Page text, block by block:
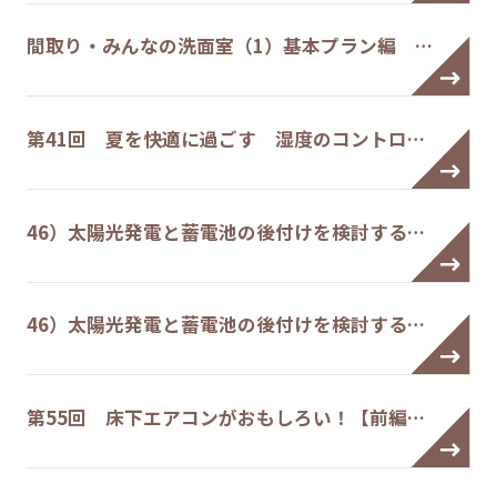
間取り・みんなの洗面室（1）基本プラン編 …
第41回 夏を快適に過ごす 湿度のコントロ…
46）太陽光発電と蓄電池の後付けを検討する…
46）太陽光発電と蓄電池の後付けを検討する…
第55回 床下エアコンがおもしろい！【前編…